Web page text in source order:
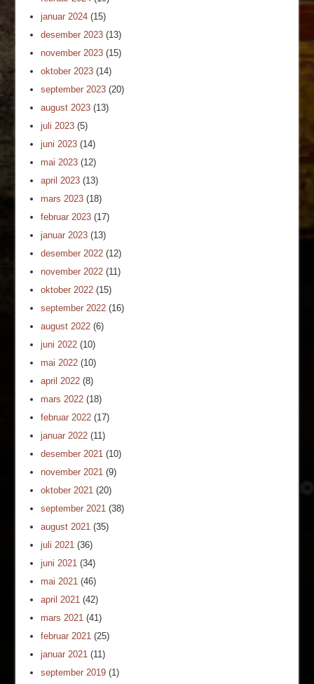
januar 2024 (15)
desember 2023 (13)
november 2023 (15)
oktober 2023 (14)
september 2023 (20)
august 2023 (13)
juli 2023 (5)
juni 2023 (14)
mai 2023 (12)
april 2023 (13)
mars 2023 (18)
februar 2023 (17)
januar 2023 (13)
desember 2022 (12)
november 2022 (11)
oktober 2022 (15)
september 2022 (16)
august 2022 (6)
juni 2022 (10)
mai 2022 (10)
april 2022 (8)
mars 2022 (18)
februar 2022 (17)
januar 2022 (11)
desember 2021 (10)
november 2021 (9)
oktober 2021 (20)
september 2021 (38)
august 2021 (35)
juli 2021 (36)
juni 2021 (34)
mai 2021 (46)
april 2021 (42)
mars 2021 (41)
februar 2021 (25)
januar 2021 (11)
september 2019 (1)